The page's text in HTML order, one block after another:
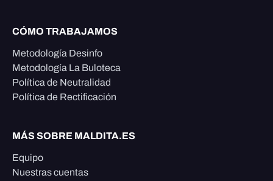
CÓMO TRABAJAMOS
Metodología Desinfo
Metodología La Buloteca
Política de Neutralidad
Política de Rectificación
MÁS SOBRE MALDITA.ES
Equipo
Nuestras cuentas